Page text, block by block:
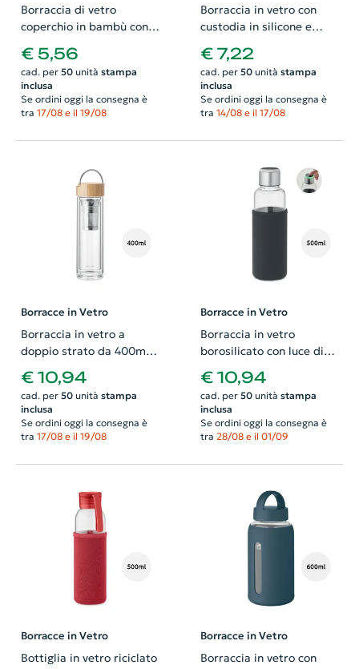
Borraccia di vetro
coperchio in bambù con
manico in PU e sacchetto
in poliestere RPET da
500ml
€ 5,56
cad. per 50unità stampa
inclusa
Se ordini oggi la consegna è
tra 17/08 e il 19/08
Borraccia in vetro con
custodia in silicone e
coperchio in bambù da
500ml
€ 7,22
cad. per 50unità stampa
inclusa
Se ordini oggi la consegna è
tra 14/08 e il 17/08
Borracce in Vetro
Borraccia in vetro a
doppio strato da 400ml
con coperchio in bambù e
infusore tè
€ 10,94
cad. per 50unità stampa
inclusa
Se ordini oggi la consegna è
tra 17/08 e il 19/08
Borracce in Vetro
Borraccia in vetro
borosilicato con luce di
promemoria di
idratazione 500ml
€ 10,94
cad. per 50unità stampa
inclusa
Se ordini oggi la consegna è
tra 28/08 e il 01/09
Borracce in Vetro
Bottiglia in vetro riciclato
Borracce in Vetro
Borraccia in vetro con